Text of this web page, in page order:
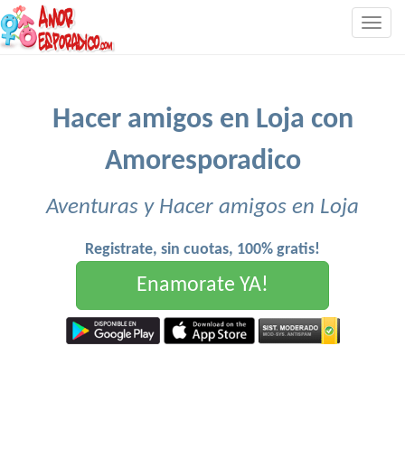
Hacer amigos en Loja con
Amoresporadico
Aventuras y Hacer amigos en Loja
Registrate, sin cuotas, 100% gratis!
Enamorate YA!